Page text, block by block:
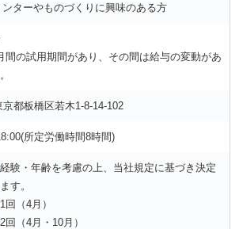
ンターやものづくりに興味のある方
間の試用期間があり、その間は給与の変動があ
京都板橋区若木1-8-14-102
所定労働時間8時間)
験・年齢を考慮の上、当社規定に基づき決定
す。
回（4月）
回（4月・10月）